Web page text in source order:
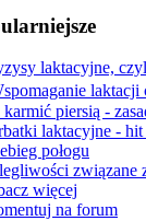
laktacyjne,
karmić piersią -
laktacyjne -
połogu
związane
więcej
na forum